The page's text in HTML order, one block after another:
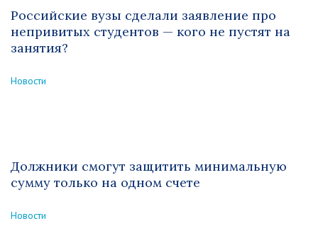
Российские вузы сделали заявление про
непривитых студентов — кого не пустят на
занятия?
Новости
Должники смогут защитить минимальную
сумму только на одном счете
Новости